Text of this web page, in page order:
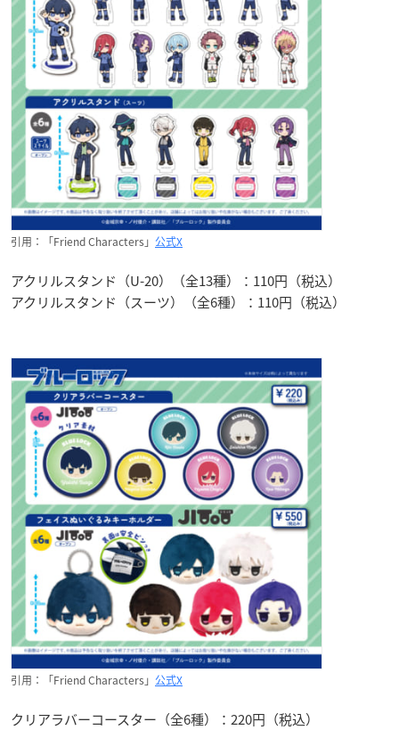
引用：「Friend Characters」 公式X
アクリルスタンド（U-20）（全13種）：110円（税込）
アクリルスタンド（スーツ）（全6種）：110円（税込）
引用：「Friend Characters」 公式X
クリアラバーコースター（全6種）：220円（税込）